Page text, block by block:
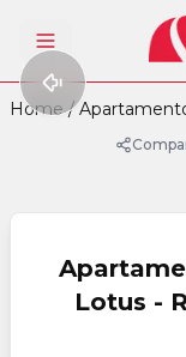
Abrir menu
Home /
Lotus -